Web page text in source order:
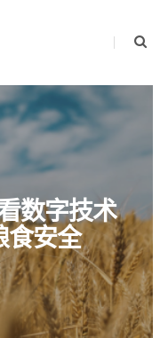
数字技术
食安全